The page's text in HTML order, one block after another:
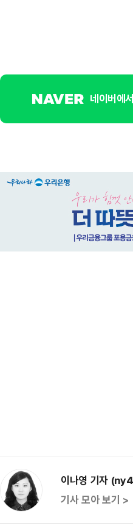
네이버에
이나영 기자
기사 모아 보기 >